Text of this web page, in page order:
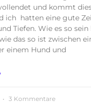
und kommt
ich hatten eine gute
Tiefen. Wie es so
das so ist zwischen
einem Hund und
3 Kommentare